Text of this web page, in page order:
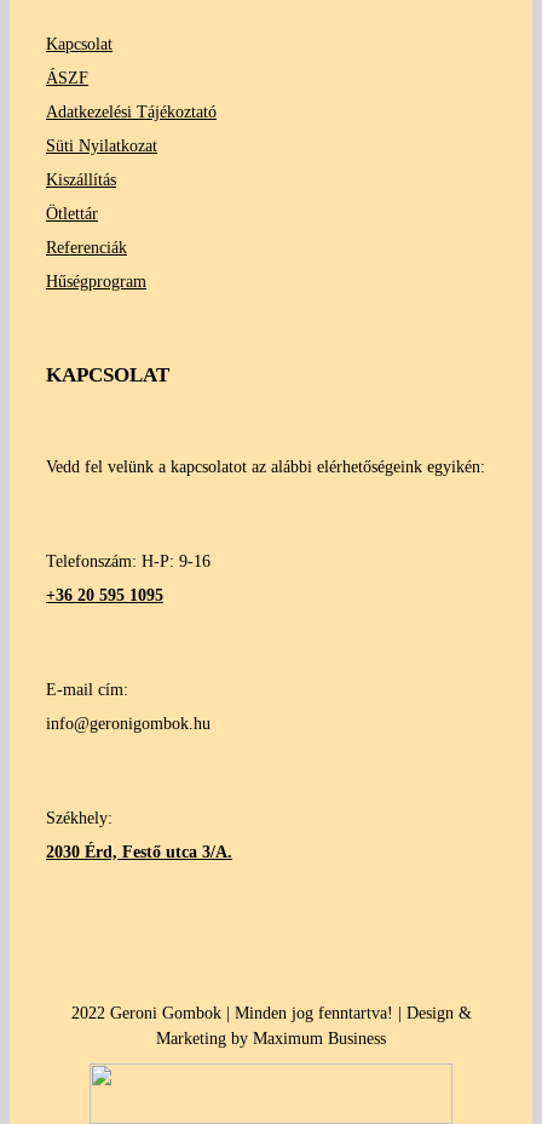
Kapcsolat
ÁSZF
Adatkezelési Tájékoztató
Süti Nyilatkozat
Kiszállítás
Ötlettár
Referenciák
Hűségprogram
KAPCSOLAT
Vedd fel velünk a kapcsolatot az alábbi elérhetőségeink egyikén:
Telefonszám: H-P: 9-16
+36 20 595 1095
E-mail cím:
info@geronigombok.hu
Székhely:
2030 Érd, Festő utca 3/A.
2022 Geroni Gombok | Minden jog fenntartva! | Design &
Marketing by Maximum Business